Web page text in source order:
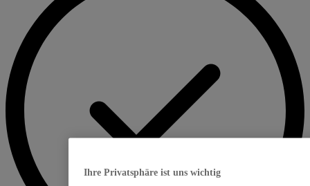
Ihre Privatsphäre ist uns wichtig